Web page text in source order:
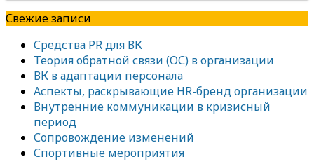
Свежие записи
Средства PR для ВК
Теория обратной связи (ОС) в организации
ВК в адаптации персонала
Аспекты, раскрывающие HR-бренд организации
Внутренние коммуникации в кризисный
период
Сопровождение изменений
Спортивные мероприятия